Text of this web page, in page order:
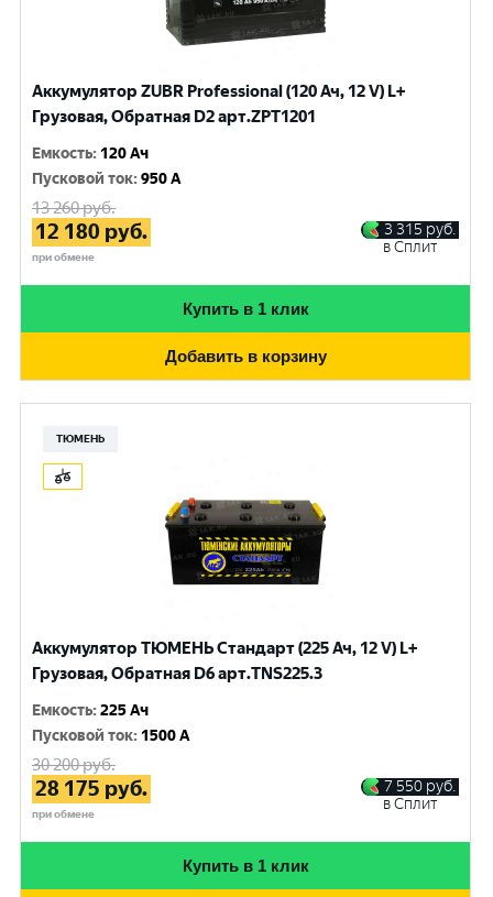
Аккумулятор ZUBR Professional (120 Ач, 12 V) L+
Грузовая, Обратная D2 арт.ZPT1201
Емкость: 120 Ач
Пусковой ток:950 A
13 260руб.
12 180 руб.
при обмене
3 315 руб.
в Сплит
Купить в 1 клик
Добавить в корзину
ТЮМЕНЬ
Аккумулятор ТЮМЕНЬ Стандарт (225 Ач, 12 V) L+
Грузовая, Обратная D6 арт.TNS225.3
Емкость:225 Ач
Пусковой ток: 1500 A
30 200руб.
28 175 руб.
при обмене
7 550 руб.
в Сплит
Купить в 1 клик